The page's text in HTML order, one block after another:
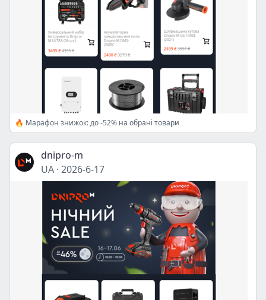
🔥 Марафон знижок: до -52% на обрані товари
dnipro-m
UA · 2026-6-17